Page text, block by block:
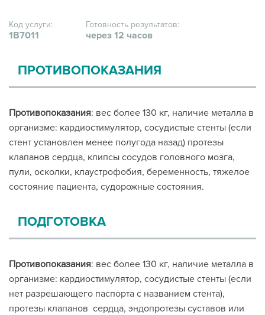
Код услуги:
1В7011
Готовность результатов:
через 12 часов
ПРОТИВОПОКАЗАНИЯ
Противопоказания: вес более 130 кг, наличие металла в
организме: кардиостимулятор, сосудистые стенты (если
стент установлен менее полугода назад) протезы
клапанов сердца, клипсы сосудов головного мозга,
пули, осколки, клаустрофобия, беременность, тяжелое
состояние пациента, судорожные состояния.
ПОДГОТОВКА
Противопоказания: вес более 130 кг, наличие металла в
организме: кардиостимулятор, сосудистые стенты (если
нет разрешающего паспорта с названием стента),
протезы клапанов сердца, эндопротезы суставов или